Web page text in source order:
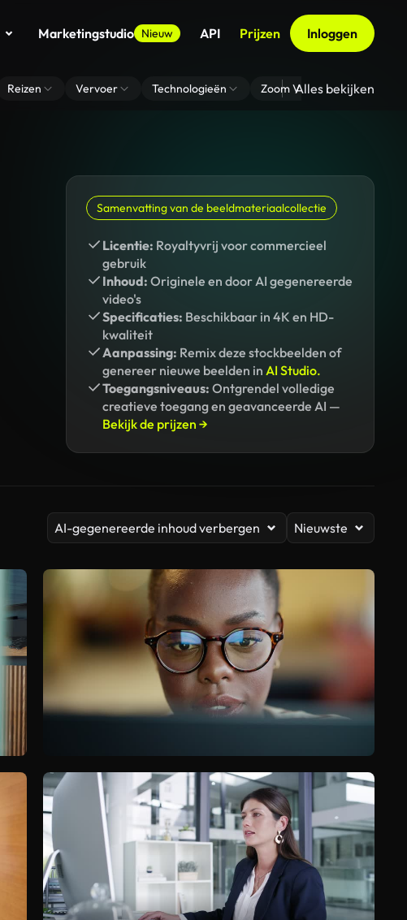
Marketingstudio Nieuw API Prijzen Inloggen
Reizen Vervoer Technologieën Zoom Virtuele
Alles bekijken
Samenvatting van de beeldmateriaalcollectie
Licentie: Royaltyvrij voor commercieel
gebruik
Inhoud: Originele en door AI gegenereerde
video's
Specificaties: Beschikbaar in 4K en HD-
kwaliteit
Aanpassing: Remix deze stockbeelden of
genereer nieuwe beelden in AI Studio.
Toegangsniveaus: Ontgrendel volledige
creatieve toegang en geavanceerde AI —
Bekijk de prijzen →
AI-gegenereerde inhoud verbergen Nieuwste